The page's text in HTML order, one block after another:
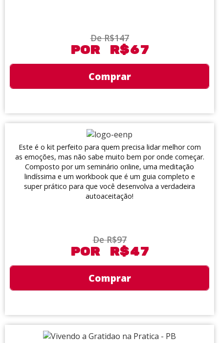
De R$147
Por R$67
Comprar
Este é o kit perfeito para quem precisa lidar melhor com
as emoções, mas não sabe muito bem por onde começar.
Composto por um seminário online, uma meditação
lindíssima e um workbook que é um guia completo e
super prático para que você desenvolva a verdadeira
autoaceitação!
De R$97
Por R$47
Comprar